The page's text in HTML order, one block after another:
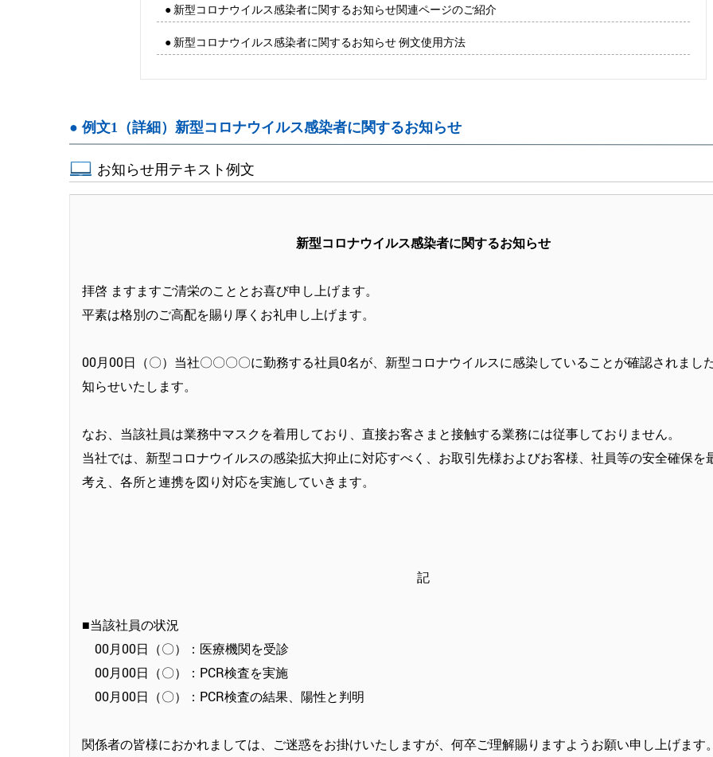
● 新型コロナウイルス感染者に関するお知らせ関連ページのご紹介
● 新型コロナウイルス感染者に関するお知らせ 例文使用方法
● 例文1（詳細）新型コロナウイルス感染者に関するお知らせ
お知らせ用テキスト例文
新型コロナウイルス感染者に関するお知らせ
拝啓 ますますご清栄のこととお喜び申し上げます。
平素は格別のご高配を賜り厚くお礼申し上げます。
00月00日（〇）当社〇〇〇〇に勤務する社員0名が、新型コロナウイルスに感染していることが確認されまし
知らせいたします。
なお、当該社員は業務中マスクを着用しており、直接お客さまと接触する業務には従事しておりません。
当社では、新型コロナウイルスの感染拡大抑止に対応すべく、お取引先様およびお客様、社員等の安全確保を
考え、各所と連携を図り対応を実施していきます。
記
■当該社員の状況
00月00日（〇）：医療機関を受診
00月00日（〇）：PCR検査を実施
00月00日（〇）：PCR検査の結果、陽性と判明
関係者の皆様におかれましては、ご迷惑をお掛けいたしますが、何卒ご理解賜りますようお願い申し上げます